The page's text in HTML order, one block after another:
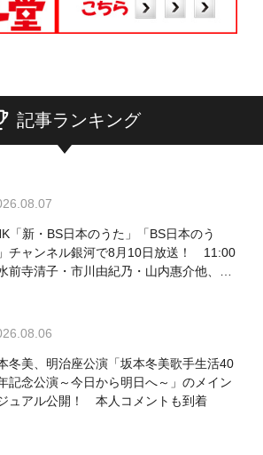
記事ランキング
「新・BS日本のうた」「BS日本のう
チャンネル銀河で8月10日放送！ 11:00
前寺清子・市川由紀乃・山内惠介他、
冬美、明治座公演「坂本冬美歌手生活40
記念公演～今日から明日へ～」のメイン
ュアル公開！ 本人コメントも到着